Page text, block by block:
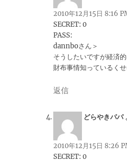
2010年12月15日 8:16
SECRET: 0
PASS:
dannboさん＞
そうしたいですが経済
財布事情知っているくせ
返信
どらやきパパ
2010年12月15日 8:26
SECRET: 0